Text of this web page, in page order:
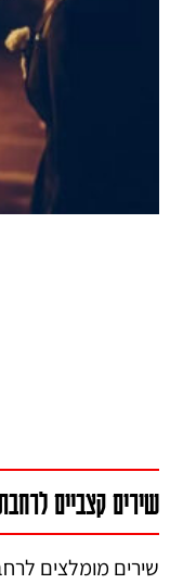
שירים קצביים
שירים מומלצים